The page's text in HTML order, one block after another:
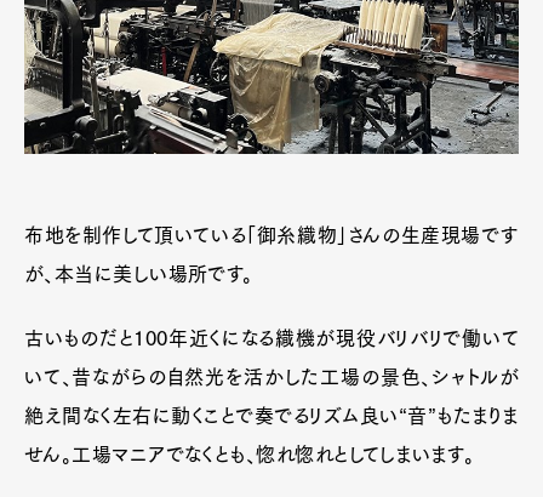
布地を制作して頂いている「御糸織物」さんの生産現場です
が、本当に美しい場所です。
古いものだと100年近くになる織機が現役バリバリで働いて
いて、昔ながらの自然光を活かした工場の景色、シャトルが
絶え間なく左右に動くことで奏でるリズム良い“音”もたまりま
せん。工場マニアでなくとも、惚れ惚れとしてしまいます。